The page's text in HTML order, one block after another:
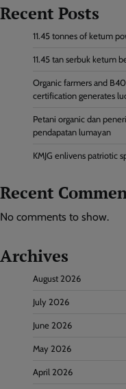
Recent Posts
11.45 tonnes of ketum
11.45 tan serbuk ketum
Organic farmers and
certification generates
Petani organic dan
pendapatan lumayan
KMJG enlivens patriotic
Recent
No comments to show.
Archives
August 2026
July 2026
June 2026
May 2026
April 2026